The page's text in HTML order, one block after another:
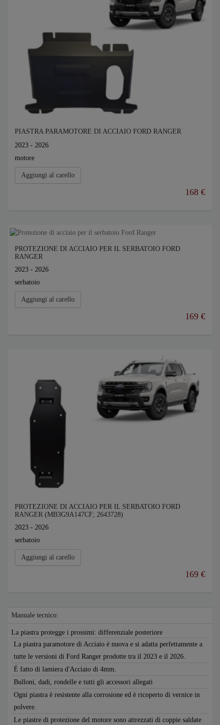
PIASTRA PARAMOTORE DI ACCIAIO FORD RANGER
2023 - 2026
motore
Aggiungi al carello
168 €
PROTEZIONE DI ACCIAIO PER IL SERBATOIO FORD
RANGER
2023 - 2026
serbatoio
Aggiungi al carello
169 €
PROTEZIONE DI ACCIAIO PER IL SERBATOIO FORD
RANGER (MB3G9A147CF; 2643728)
2023 - 2026
serbatoio
Aggiungi al carello
169 €
Manuale tecnico:
La piastra protegge i prossimi: differenziale posteriore
La piastra paramotore di Acciaio è nuova e si adatta perfettamente a
tutte le versioni di Ford Ranger prodotte tra il 2023 e il 2026.
É fatto di lamiera d'Acciaio di 4mm.
Bulloni, dadi, rondelle e tutti gli accessori allegati
Ogni piastra è resistente alla corrosione ed è ricoperto di vernice in
polvere.
Le piastre di protezione del motore sono attrezzati di coppie saldate